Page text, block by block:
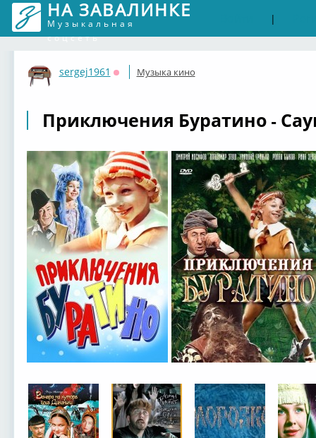
НА ЗАВАЛИНКЕ
Музыкальная
соцсеть
|
sergej1961
Оффлайн
Музыка кино
Приключения Буратино -